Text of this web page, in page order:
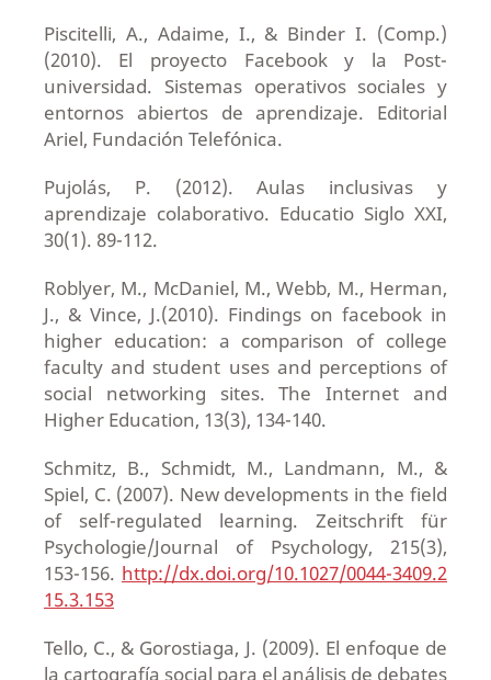
Piscitelli, A., Adaime, I., & Binder I. (Comp.)
(2010). El proyecto Facebook y la Post-
universidad. Sistemas operativos sociales y
entornos abiertos de aprendizaje. Editorial
Ariel, Fundación Telefónica.
Pujolás, P. (2012). Aulas inclusivas y
aprendizaje colaborativo. Educatio Siglo XXI,
30(1). 89-112.
Roblyer, M., McDaniel, M., Webb, M., Herman,
J., & Vince, J.(2010). Findings on facebook in
higher education: a comparison of college
faculty and student uses and perceptions of
social networking sites. The Internet and
Higher Education, 13(3), 134-140.
Schmitz, B., Schmidt, M., Landmann, M., &
Spiel, C. (2007). New developments in the field
of self-regulated learning. Zeitschrift für
Psychologie/Journal of Psychology, 215(3),
153-156. http://dx.doi.org/10.1027/0044-3409.2
15.3.153
Tello, C., & Gorostiaga, J. (2009). El enfoque de
la cartografía social para el análisis de debates